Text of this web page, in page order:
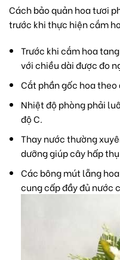
Cách bảo quản hoa tươi
trước khi thực hiện cắm
Trước khi cắm hoa
với chiều dài được đo
Cắt phần gốc hoa theo
Nhiệt độ phòng phải
độ C.
Thay nước thường
dưỡng giúp cây hấp
Các bông mút lẵng
cung cấp đầy đủ nước